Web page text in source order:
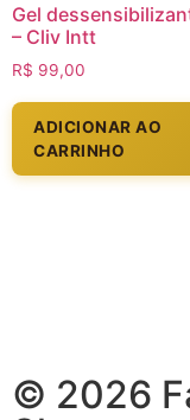
Gel
– Cliv Intt
R$ 99,00
ADICIONAR AO
CARRINHO
© 2026